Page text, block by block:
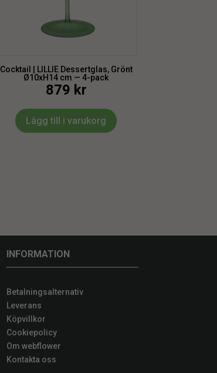
Cocktail | LILLIE Dessertglas, Grönt
Ø10xH14 cm — 4-pack
879 kr
Lägg till i varukorg
INFORMATION
Betalningsalternativ
Leverans
Köpvillkor
Cookiepolicy
Om webflower
Kontakta oss